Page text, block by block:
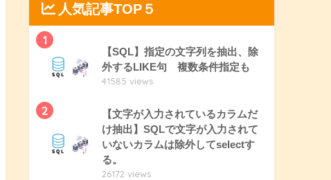
人気記事TOP５
1
【SQL】指定の文字列を抽出、除
外するLIKE句 複数条件指定も
41585 views
2
【文字が入力されているカラムだ
け抽出】SQLで文字が入力されて
いないカラムは除外してselectす
る。
26172 views